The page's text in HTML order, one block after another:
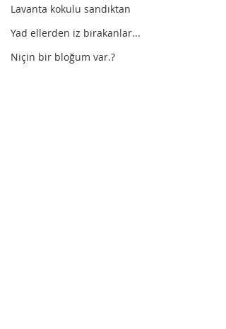
Lavanta kokulu sandıktan
Yad ellerden iz bırakanlar...
Niçin bir bloğum var.?